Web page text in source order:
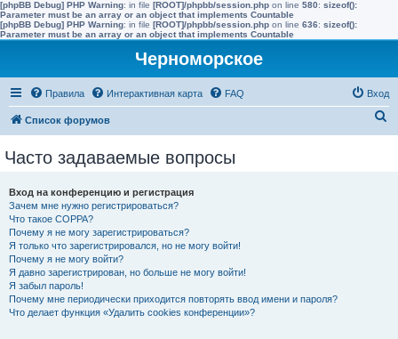
[phpBB Debug] PHP Warning: in file [ROOT]/phpbb/session.php on line 580: sizeof():
Parameter must be an array or an object that implements Countable
[phpBB Debug] PHP Warning: in file [ROOT]/phpbb/session.php on line 636: sizeof():
Parameter must be an array or an object that implements Countable
Черноморское
Правила Интерактивная карта FAQ Вход
Список форумов
Часто задаваемые вопросы
Вход на конференцию и регистрация
Зачем мне нужно регистрироваться?
Что такое COPPA?
Почему я не могу зарегистрироваться?
Я только что зарегистрировался, но не могу войти!
Почему я не могу войти?
Я давно зарегистрирован, но больше не могу войти!
Я забыл пароль!
Почему мне периодически приходится повторять ввод имени и пароля?
Что делает функция «Удалить cookies конференции»?